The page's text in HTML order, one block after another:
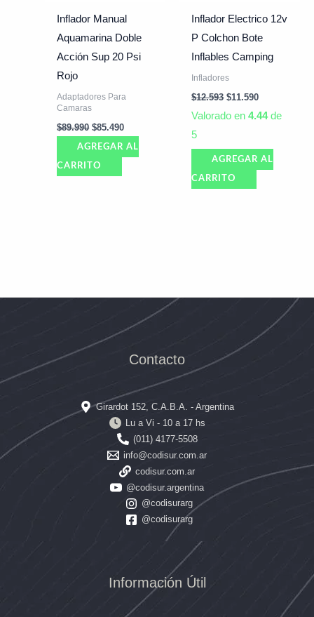
Inflador Manual
Aquamarina Doble
Acción Sup 20 Psi
Rojo
Adaptadores Para
Camaras
$89.990 $85.490
AGREGAR AL
CARRITO
Inflador Electrico 12v
P Colchon Bote
Inflables Camping
Infladores
$12.593 $11.590
Valorado en4.44de
5
AGREGAR AL
CARRITO
Contacto
Girardot 152, C.A.B.A. - Argentina
Lu a Vi - 10 a 17 hs
(011) 4177-5508
info@codisur.com.ar
codisur.com.ar
@codisur.argentina
@codisurarg
@codisurarg
Información Útil